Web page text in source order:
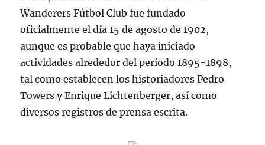
Wanderers Fútbol Club fue fundado
oficialmente el día 15 de agosto de 1902,
aunque es probable que haya iniciado
actividades alrededor del período 1895-1898,
tal como establecen los historiadores Pedro
Towers y Enrique Lichtenberger, así como
diversos registros de prensa escrita.